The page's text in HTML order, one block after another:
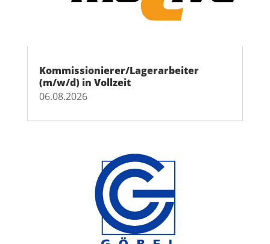
Kommissionierer/Lagerarbeiter
(m/w/d) in Vollzeit
06.08.2026